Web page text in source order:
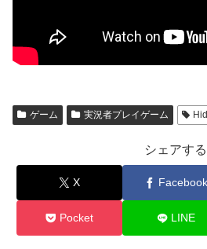
ゲーム 実況者プレイゲーム
シェアする
X Facebook
Pocket LINE